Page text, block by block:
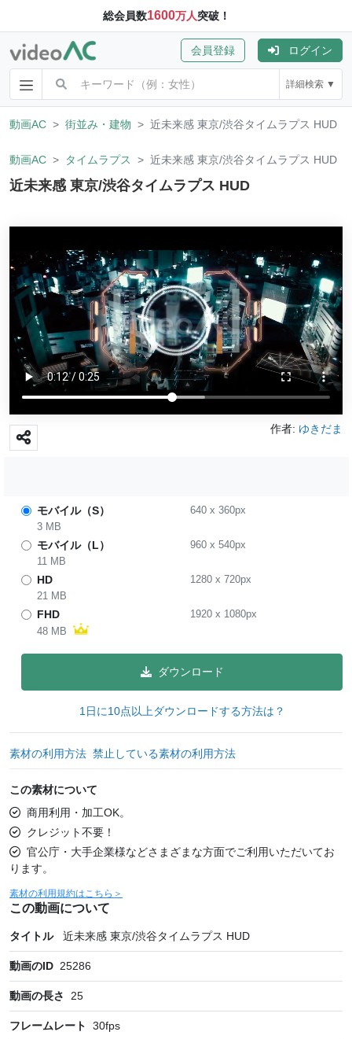
総会員数1600万人突破！
会員登録 ログイン
詳細検索 ▼
動画AC 街並み・建物 近未来感 東京/渋谷タイムラプス HUD
動画AC タイムラプス 近未来感 東京/渋谷タイムラプス HUD
近未来感 東京/渋谷タイムラプス HUD
作者: ゆきだま
モバイル（S） 640x 360px
3 MB
モバイル（L） 960x 540px
11 MB
HD 1280x 720px
21 MB
FHD 1920x 1080px
48 MB
ダウンロード
1日に10点以上ダウンロードする方法は？
素材の利用方法 禁止している素材の利用方法
この素材について
商用利用・加工OK。
クレジット不要！
官公庁・大手企業様などさまざまな方面でご利用いただいてお
ります。
素材の利用規約はこちら＞
この動画について
タイトル 近未来感 東京/渋谷タイムラプス HUD
動画のID 25286
動画の長さ 25
フレームレート 30fps